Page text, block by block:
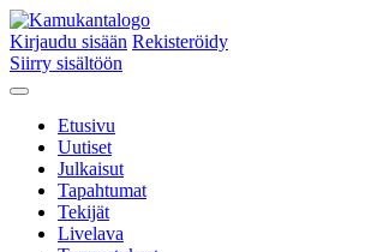
Kirjaudu sisään Rekisteröidy
Siirry sisältöön
Etusivu
Uutiset
Julkaisut
Tapahtumat
Tekijät
Livelava